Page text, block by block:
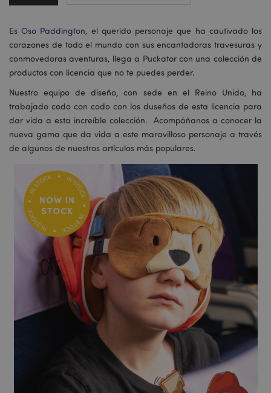
Es Oso Paddington, el querido personaje que ha cautivado los
corazones de todo el mundo con sus encantadoras travesuras y
conmovedoras aventuras, llega a Puckator con una colección de
productos con licencia que no te puedes perder.
Nuestro equipo de diseño, con sede en el Reino Unido, ha
trabajado codo con codo con los duseños de esta licencia para
dar vida a esta increíble colección. Acompáñanos a conocer la
nueva gama que da vida a este maravilloso personaje a través
de algunos de nuestros artículos más populares.